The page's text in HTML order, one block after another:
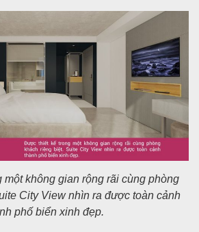
không gian rộng rãi cùng phòng
City View nhìn ra được toàn cảnh
phố biển xinh đẹp.